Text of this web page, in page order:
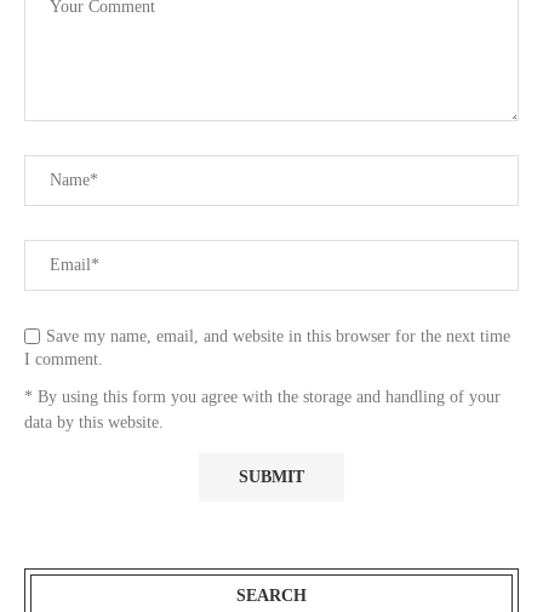
Save my name, email, and website in this browser for the next time
I comment.
* By using this form you agree with the storage and handling of your
data by this website.
SEARCH